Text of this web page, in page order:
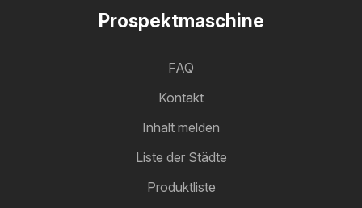
Prospektmaschine
FAQ
Kontakt
Inhalt melden
Liste der Städte
Produktliste